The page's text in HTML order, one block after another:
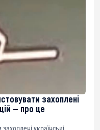
захоплені
— про це